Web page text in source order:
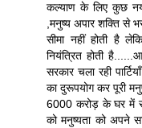
कल्याण के लिए कुछ
,मनुष्य अपार शक्ति से
सीमा नहीं होती है
नियंत्रित होती
सरकार चला रही
का दुरूपयोग कर पूरी
6000 करोड़ के घर में
को मनुष्यता को अपने